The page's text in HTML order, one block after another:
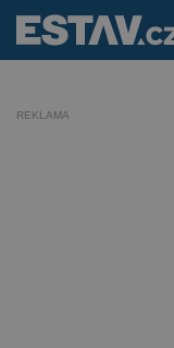
REKLAMA